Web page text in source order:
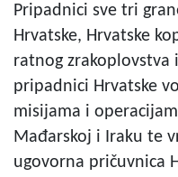
Pripadnici sve tri
Hrvatske, Hrvatske
ratnog zrakoplovstva
pripadnici Hrvatske
misijama i
Mađarskoj i Iraku te
ugovorna pričuvnica